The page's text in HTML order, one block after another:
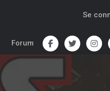
Se
Forum